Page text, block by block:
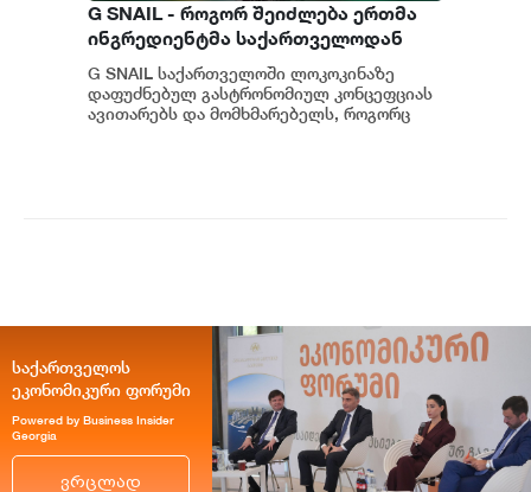
G SNAIL - როგორ შეიძლება ერთმა
ინგრედიენტმა საქართველოდან
საერთაშორისო კულინარიულ
კონცეფციას ჩაუყაროს საფუძველი
G SNAIL საქართველოში ლოკოკინაზე
დაფუძნებულ გასტრონომიულ კონცეფციას
ავითარებს და მომხმარებელს, როგორც
საქართველოს
ეკონომიკური ფორუმი
Powered by Business Insider
Georgia
ვრცლად